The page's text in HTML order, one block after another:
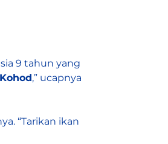
9 tahun yang
Kohod,” ucapnya
“Tarikan ikan